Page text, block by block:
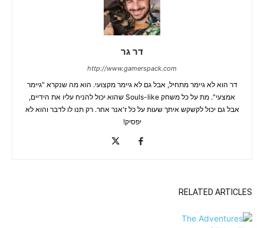
דר גר
http://www.gamerspack.com
דר הוא לא גיימר מתחיל, אבל גם לא גיימר מקצועי. הוא מה שנקרא "גיימר
אמצעי". מת על כל משחק Souls-like שהוא יכול להניח עליו את הידיים,
אבל גם יכול לקשקש איתך שעות על כל ז'אנר אחר. רק תנו לו לדבר והוא לא
יפסיק!
RELATED ARTICLES